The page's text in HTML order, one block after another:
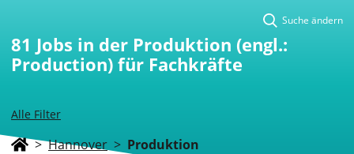
Alle Filter
Suche ändern
81 Jobs in der Produktion (engl.:
Production) für Fachkräfte
> Hannover > Produktion